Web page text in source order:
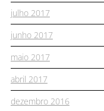
julho 2017
junho 2017
maio 2017
abril 2017
dezembro 2016